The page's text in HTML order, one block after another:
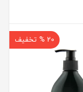
20 % تخفیف